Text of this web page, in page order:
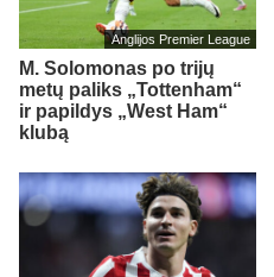
Anglijos Premier League
M. Solomonas po trijų
metų paliks „Tottenham“
ir papildys „West Ham“
klubą